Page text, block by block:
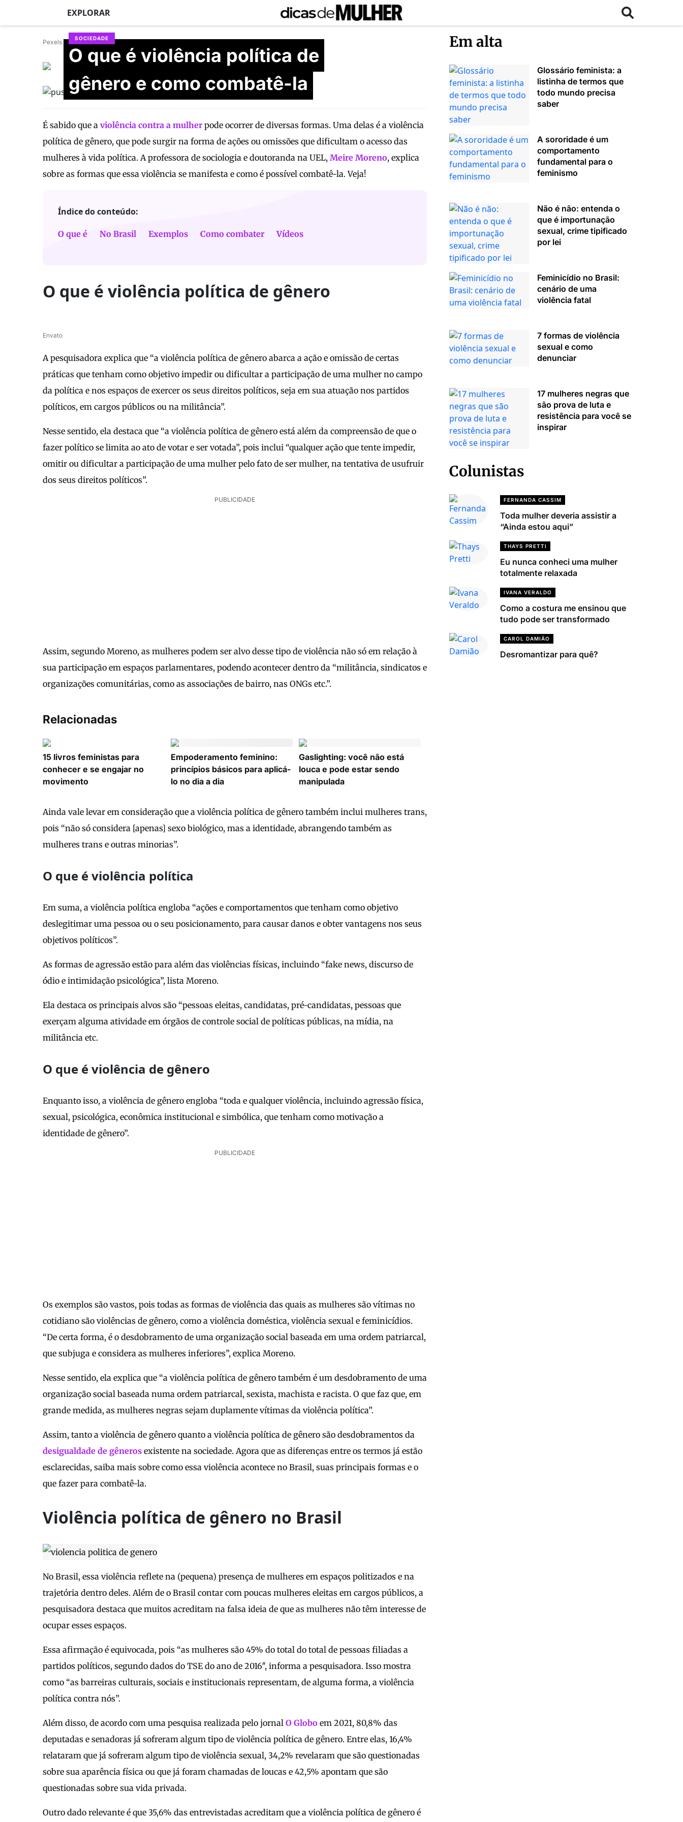
EXPLORAR
SOCIEDADE
O que é violência política de
gênero e como combatê-la
Pexels
Victória Vischi
É sabido que a violência contra a mulher pode ocorrer de diversas formas. Uma delas é a violência
política de gênero, que pode surgir na forma de ações ou omissões que dificultam o acesso das
mulheres à vida política. A professora de sociologia e doutoranda na UEL, Meire Moreno, explica
sobre as formas que essa violência se manifesta e como é possível combatê-la. Veja!
Índice do conteúdo:
O que é No Brasil Exemplos Como combater Vídeos
O que é violência política de gênero
Envato
A pesquisadora explica que “a violência política de gênero abarca a ação e omissão de certas
práticas que tenham como objetivo impedir ou dificultar a participação de uma mulher no campo
da política e nos espaços de exercer os seus direitos políticos, seja em sua atuação nos partidos
políticos, em cargos públicos ou na militância”.
Nesse sentido, ela destaca que “a violência política de gênero está além da compreensão de que o
fazer político se limita ao ato de votar e ser votada”, pois inclui “qualquer ação que tente impedir,
omitir ou dificultar a participação de uma mulher pelo fato de ser mulher, na tentativa de usufruir
dos seus direitos políticos”.
PUBLICIDADE
Assim, segundo Moreno, as mulheres podem ser alvo desse tipo de violência não só em relação à
sua participação em espaços parlamentares, podendo acontecer dentro da “militância, sindicatos e
organizações comunitárias, como as associações de bairro, nas ONGs etc.”.
Relacionadas
15 livros feministas para
conhecer e se engajar no
movimento
Empoderamento feminino:
princípios básicos para aplicá-
lo no dia a dia
Gaslighting: você não está
louca e pode estar sendo
manipulada
Ainda vale levar em consideração que a violência política de gênero também inclui mulheres trans,
pois “não só considera [apenas] sexo biológico, mas a identidade, abrangendo também as
mulheres trans e outras minorias”.
O que é violência política
Em suma, a violência política engloba “ações e comportamentos que tenham como objetivo
deslegitimar uma pessoa ou o seu posicionamento, para causar danos e obter vantagens nos seus
objetivos políticos”.
As formas de agressão estão para além das violências físicas, incluindo “fake news, discurso de
ódio e intimidação psicológica”, lista Moreno.
Ela destaca os principais alvos são “pessoas eleitas, candidatas, pré-candidatas, pessoas que
exerçam alguma atividade em órgãos de controle social de políticas públicas, na mídia, na
militância etc.
O que é violência de gênero
Enquanto isso, a violência de gênero engloba “toda e qualquer violência, incluindo agressão física,
sexual, psicológica, econômica institucional e simbólica, que tenham como motivação a
identidade de gênero”.
PUBLICIDADE
Os exemplos são vastos, pois todas as formas de violência das quais as mulheres são vítimas no
cotidiano são violências de gênero, como a violência doméstica, violência sexual e feminicídios.
“De certa forma, é o desdobramento de uma organização social baseada em uma ordem patriarcal,
que subjuga e considera as mulheres inferiores”, explica Moreno.
Nesse sentido, ela explica que “a violência política de gênero também é um desdobramento de uma
organização social baseada numa ordem patriarcal, sexista, machista e racista. O que faz que, em
grande medida, as mulheres negras sejam duplamente vítimas da violência política”.
Assim, tanto a violência de gênero quanto a violência política de gênero são desdobramentos da
desigualdade de gêneros existente na sociedade. Agora que as diferenças entre os termos já estão
esclarecidas, saiba mais sobre como essa violência acontece no Brasil, suas principais formas e o
que fazer para combatê-la.
Violência política de gênero no Brasil
No Brasil, essa violência reflete na (pequena) presença de mulheres em espaços politizados e na
trajetória dentro deles. Além de o Brasil contar com poucas mulheres eleitas em cargos públicos, a
pesquisadora destaca que muitos acreditam na falsa ideia de que as mulheres não têm interesse de
ocupar esses espaços.
Essa afirmação é equivocada, pois “as mulheres são 45% do total do total de pessoas filiadas a
partidos políticos, segundo dados do TSE do ano de 2016″, informa a pesquisadora. Isso mostra
como “as barreiras culturais, sociais e institucionais representam, de alguma forma, a violência
política contra nós”.
Além disso, de acordo com uma pesquisa realizada pelo jornal O Globo em 2021, 80,8% das
deputadas e senadoras já sofreram algum tipo de violência política de gênero. Entre elas, 16,4%
relataram que já sofreram algum tipo de violência sexual, 34,2% revelaram que são questionadas
sobre sua aparência física ou que já foram chamadas de loucas e 42,5% apontam que são
questionadas sobre sua vida privada.
Outro dado relevante é que 35,6% das entrevistadas acreditam que a violência política de gênero é
Em alta
Glossário feminista: a
listinha de termos que
todo mundo precisa
saber
A sororidade é um
comportamento
fundamental para o
feminismo
Não é não: entenda o
que é importunação
sexual, crime tipificado
por lei
Feminicídio no Brasil:
cenário de uma
violência fatal
7 formas de violência
sexual e como
denunciar
17 mulheres negras que
são prova de luta e
resistência para você se
inspirar
Colunistas
FERNANDA CASSIM
Toda mulher deveria assistir a
“Ainda estou aqui”
THAYS PRETTI
Eu nunca conheci uma mulher
totalmente relaxada
IVANA VERALDO
Como a costura me ensinou que
tudo pode ser transformado
CAROL DAMIÃO
Desromantizar para quê?